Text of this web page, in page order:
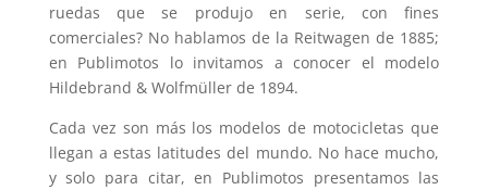
ruedas que se produjo en serie, con fines
comerciales? No hablamos de la Reitwagen de 1885;
en Publimotos lo invitamos a conocer el modelo
Hildebrand & Wolfmüller de 1894.
Cada vez son más los modelos de motocicletas que
llegan a estas latitudes del mundo. No hace mucho,
y solo para citar, en Publimotos presentamos las